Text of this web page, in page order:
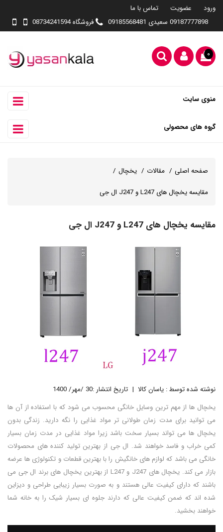
ورود عضویت
تماس با ما
09187777898 سعیدی 09185568481
فروشگاه 08734241594
۰
منوی سایت
گروه های محصولی
صفحه اصلی مقالات یخچال
مقایسه یخچال های L247 و J247 ال جی
مقایسه یخچال های L247 و J247 ال جی
نوشته شده توسط : یاسان کالا
تاریخ انتشار :30 /مهر/ 1400
یخچال ها از مهم ترین وسایل خانگی محسوب می شود که با استفاده از آن ها
می توانید برای مدت زمان طولانی تر مواد غذایی را نگه دارید. زندگی بدون
یخچال ها می تواند بسیار سخت باشد زیرا مواد غذایی در مدت زمان بسیار
کمی خراب و فاسد خواهند شد. ال جی از بهترین تولید کننده های محصولات
خانگی می باشد که لوازم های خانگیش را با بهترین قطعات و تکنولوژی ها عرضه
بازار می کند. یخچال های J247 و L247 از بهترین یخچال های برند ال جی می
باشند که دارای کیفیت عالی هستند و به صورت بسیار زیبایی طراحی و دیزاین
شده اند که ضمن کیفیت عالی که دارند جلوه ای بسیار شیک را به خانه شما
خواهند بخشید.